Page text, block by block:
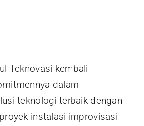
Teknovasi kembali
dalam
teknologi terbaik dengan
instalasi improvisasi